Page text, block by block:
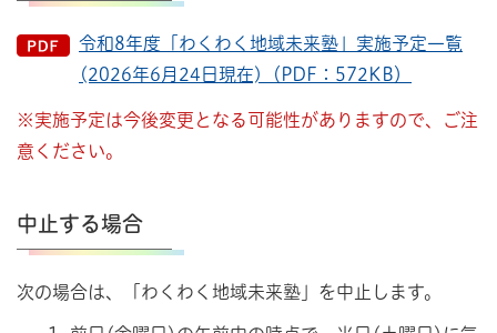
令和8年度「わくわく地域未来塾」実施予定⼀覧
(2026年6⽉24⽇現在)（PDF：572KB）
※実施予定は今後変更となる可能性がありますので、ご注
意ください。
中止する場合
次の場合は、「わくわく地域未来塾」を中止します。